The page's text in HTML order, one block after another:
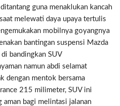
guna menaklukan kancah
melewati daya upaya tertulis
mobilnya goyangnya
bantingan suspensi Mazda
bandingkan SUV
namun abdi selamat
dengan mentok bersama
215 milimeter, SUV ini
bagi melintasi jalanan